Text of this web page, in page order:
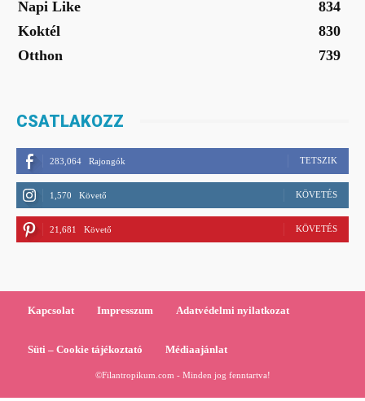
Napi Like
834
Koktél
830
Otthon
739
CSATLAKOZZ
283,064 Rajongók TETSZIK
1,570 Követő KÖVETÉS
21,681 Követő KÖVETÉS
Kapcsolat Impresszum Adatvédelmi nyilatkozat
Süti – Cookie tájékoztató Médiaajánlat
©Filantropikum.com - Minden jog fenntartva!